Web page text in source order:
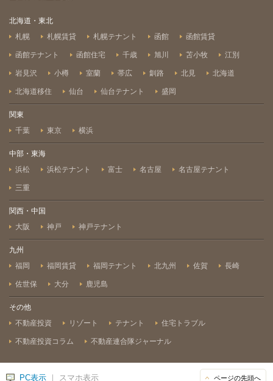
北海道・東北
札幌
札幌賃貸 札幌テナント 函館 函館賃貸
函館テナント 函館住宅 千歳 旭川 苫小牧 江別
岩見沢 小樽 室蘭 帯広 釧路 北見 北海道
北海道移住 仙台 仙台テナント 盛岡
関東
千葉
東京 横浜
中部・東海
浜松
浜松テナント 富士 名古屋 名古屋テナント
三重
関西・中国
大阪
神戸 神戸テナント
九州
福岡
福岡賃貸 福岡テナント 北九州 佐賀 長崎
佐世保 大分 鹿児島
その他
不動産投資
リゾート テナント 住宅トラブル
不動産投資コラム 不動産連合隊ジャーナル
PC表示 ｜ スマホ表示 ページの先頭へ